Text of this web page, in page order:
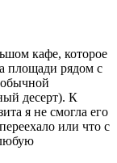
кафе, которое
площади рядом с
десерт). К
я не смогла его
или что с